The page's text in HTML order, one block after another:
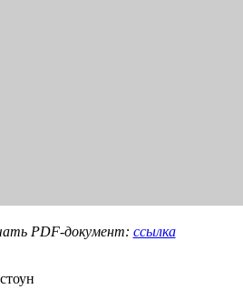
PDF-документ: ссылка